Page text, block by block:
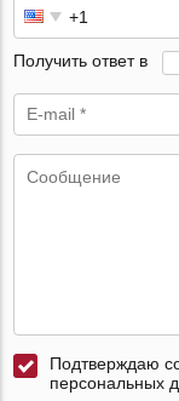
Получить ответ в
Подтверждаю
персональных